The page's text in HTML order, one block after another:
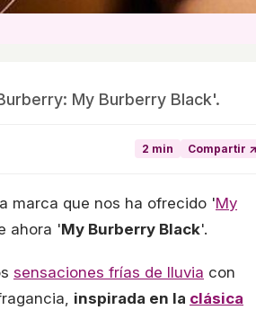
My Burberry Black'.
2 min Compartir ↗
marca que nos ha ofrecido 'My
ahora 'My Burberry Black'.
sensaciones frías de lluvia con
inspirada en la clásica